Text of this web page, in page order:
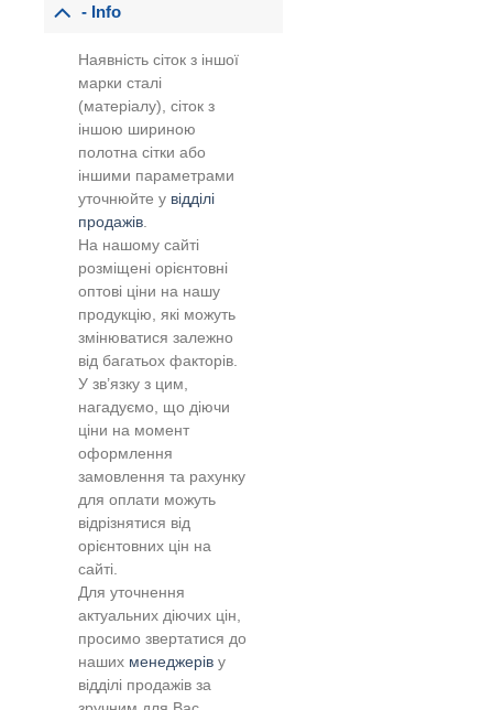
- Info
Наявність сіток з іншої
марки сталі
(матеріалу), сіток з
іншою шириною
полотна сітки або
іншими параметрами
уточнюйте у відділі
продажів.
На нашому сайті
розміщені орієнтовні
оптові ціни на нашу
продукцію, які можуть
змінюватися залежно
від багатьох факторів.
У зв’язку з цим,
нагадуємо, що діючи
ціни на момент
оформлення
замовлення та рахунку
для оплати можуть
відрізнятися від
орієнтовних цін на
сайті.
Для уточнення
актуальних діючих цін,
просимо звертатися до
наших менеджерів у
відділі продажів за